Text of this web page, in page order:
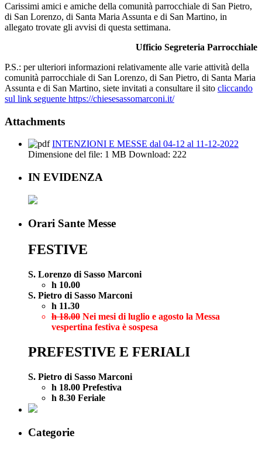
Carissimi amici e amiche della comunità parrocchiale di San Pietro,
di San Lorenzo, di Santa Maria Assunta e di San Martino, in
allegato trovate gli avvisi di questa settimana.
Ufficio Segreteria Parrocchiale
P.S.: per ulteriori informazioni relativamente alle varie attività della
comunità parrocchiale di San Lorenzo, di San Pietro, di Santa Maria
Assunta e di San Martino, siete invitati a consultare il sito cliccando
sul link seguente https://chiesesassomarconi.it/
Attachments
INTENZIONI E MESSE dal 04-12 al 11-12-2022
Dimensione del file: 1 MB Download: 222
IN EVIDENZA
Orari Sante Messe
FESTIVE
S. Lorenzo di Sasso Marconi
h 10.00
S. Pietro di Sasso Marconi
h 11.30
h 18.00 Nei mesi di luglio e agosto la Messa
vespertina festiva è sospesa
PREFESTIVE E FERIALI
S. Pietro di Sasso Marconi
h 18.00 Prefestiva
h 8.30 Feriale
Categorie